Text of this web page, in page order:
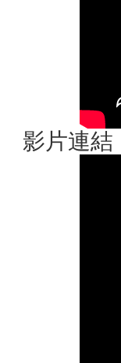
影片連結